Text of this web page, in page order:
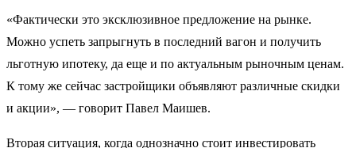
«Фактически это эксклюзивное предложение на рынке.
Можно успеть запрыгнуть в последний вагон и получить
льготную ипотеку, да еще и по актуальным рыночным ценам.
К тому же сейчас застройщики объявляют различные скидки
и акции», — говорит Павел Маишев.
Вторая ситуация, когда однозначно стоит инвестировать